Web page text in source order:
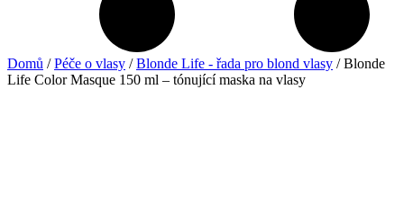
Domů /Péče o vlasy /Blonde Life - řada pro blond vlasy / Blonde
Life Color Masque 150 ml – tónující maska na vlasy